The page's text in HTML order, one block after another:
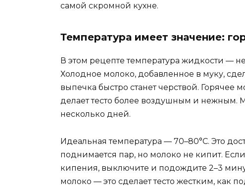
самой скромной кухне.
Температура имеет значение:
В этом рецепте температура жидкости —
Холодное молоко, добавленное в муку,
выпечка быстро станет черствой. Горячее
делает тесто более воздушным и нежным.
несколько дней.
Идеальная температура — 70–80°C. Это
поднимается пар, но молоко не кипит.
кипения, выключите и подождите 2–3
молоко — это сделает тесто жестким, как